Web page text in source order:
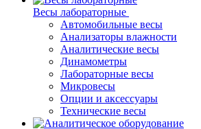
Весы лабораторные
Автомобильные весы
Анализаторы влажности
Аналитические весы
Динамометры
Лабораторные весы
Микровесы
Опции и аксессуары
Технические весы